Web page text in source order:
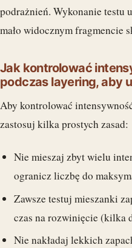
podrażnień. Wykonanie testu
mało widocznym fragmencie
Jak kontrolować
podczas layering, aby
Aby kontrolować
zastosuj kilka prostych zasad:
Nie mieszaj zbyt wielu
ogranicz liczbę do
Zawsze testuj mieszanki
czas na rozwinięcie (kilka
Nie nakładaj lekkich